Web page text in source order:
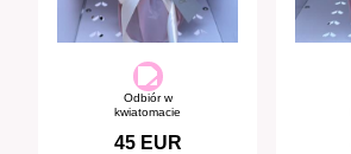
Odbiór w
kwiatomacie
45 EUR